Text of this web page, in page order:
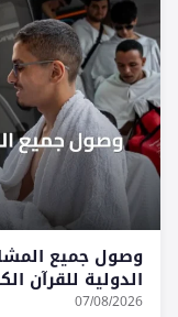
وصول جميع
الدولية للقرآن
07/08/2026